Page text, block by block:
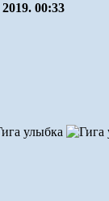
00:33